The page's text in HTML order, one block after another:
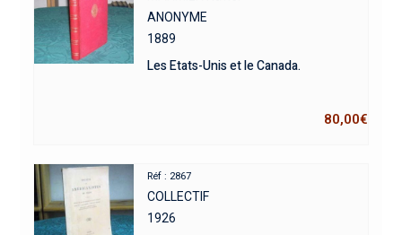
ANONYME
1889
Les Etats-Unis et le Canada.
80,00€
Réf : 2867
COLLECTIF
1926